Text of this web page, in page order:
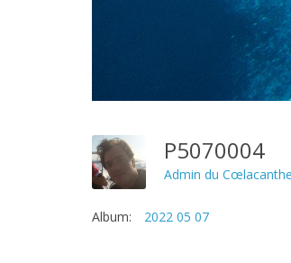
P5070004
Admin du Cœlacanthe
Album: 2022 05 07